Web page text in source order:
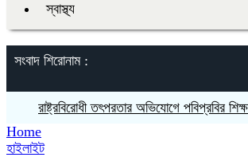
স্বাস্থ্য
সংবাদ শিরোনাম :
রাষ্ট্রবিরোধী তৎপরতার অভিযোগে পবিপ্রবির
Home
হাইলাইট